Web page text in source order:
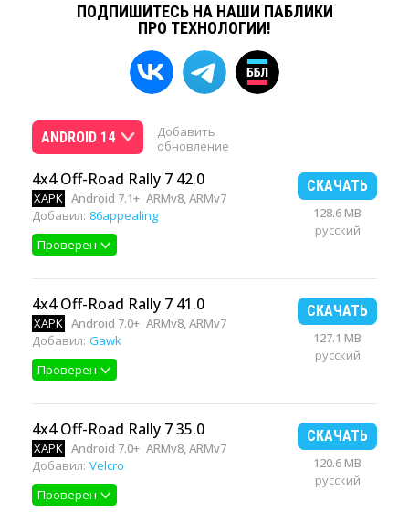
ПОДПИШИТЕСЬ НА НАШИ ПАБЛИКИ
ПРО ТЕХНОЛОГИИ!
ANDROID 14
Добавить
обновление
4x4 Off-Road Rally 7 42.0
XAPK Android 7.1+ ARMv8, ARMv7
Добавил: 86appealing
Проверен
СКАЧАТЬ
128.6 MB
русский
4x4 Off-Road Rally 7 41.0
XAPK Android 7.0+ ARMv8, ARMv7
Добавил: Gawk
Проверен
СКАЧАТЬ
127.1 MB
русский
4x4 Off-Road Rally 7 35.0
XAPK Android 7.0+ ARMv8, ARMv7
Добавил: Velcro
Проверен
СКАЧАТЬ
120.6 MB
русский